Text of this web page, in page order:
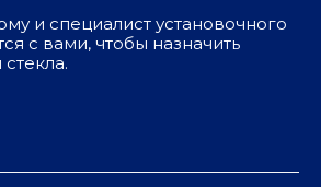
и специалист установочного
с вами, чтобы назначить